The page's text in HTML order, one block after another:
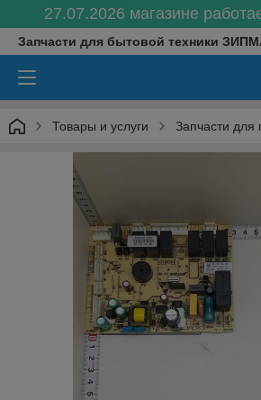
27.07.2026 магазине
Запчасти для бытовой техники
Товары и услуги Запчасти